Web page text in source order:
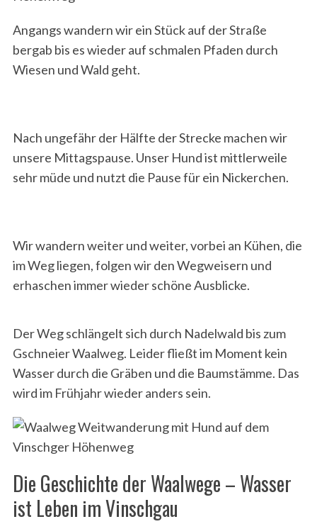
Angangs wandern wir ein Stück auf der Straße
bergab bis es wieder auf schmalen Pfaden durch
Wiesen und Wald geht.
Nach ungefähr der Hälfte der Strecke machen wir
unsere Mittagspause. Unser Hund ist mittlerweile
sehr müde und nutzt die Pause für ein Nickerchen.
Wir wandern weiter und weiter, vorbei an Kühen, die
im Weg liegen, folgen wir den Wegweisern und
erhaschen immer wieder schöne Ausblicke.
Der Weg schlängelt sich durch Nadelwald bis zum
Gschneier Waalweg. Leider fließt im Moment kein
Wasser durch die Gräben und die Baumstämme. Das
wird im Frühjahr wieder anders sein.
Die Geschichte der Waalwege – Wasser
ist Leben im Vinschgau